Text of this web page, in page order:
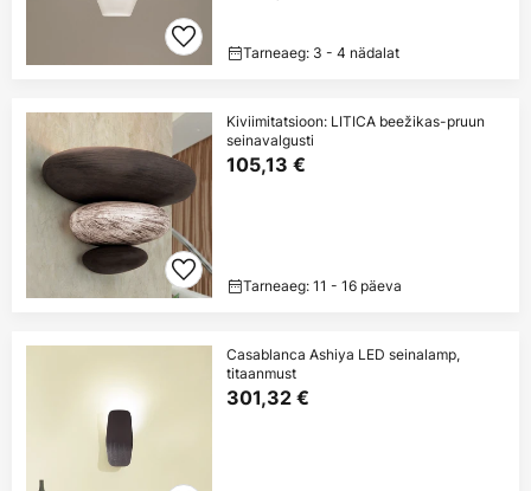
Tarneaeg: 3 - 4 nädalat
Kiviimitatsioon: LITICA beežikas-pruun
seinavalgusti
105,13 €
Tarneaeg: 11 - 16 päeva
Casablanca Ashiya LED seinalamp,
titaanmust
301,32 €